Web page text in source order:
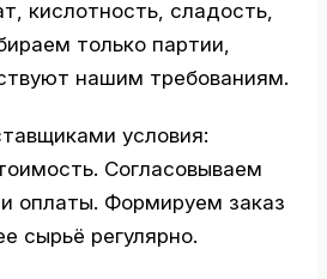
кислотность, сладость,
только партии,
нашим требованиям.
условия:
Согласовываем
оплаты. Формируем заказ
сырьё регулярно.